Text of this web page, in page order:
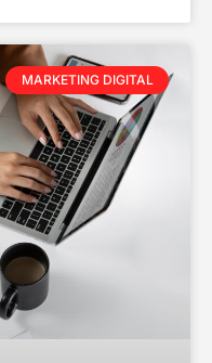
MARKETING DIGITAL